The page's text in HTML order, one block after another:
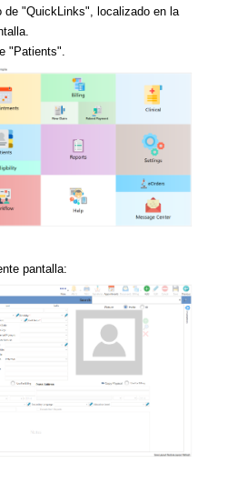
de "QuickLinks", localizado en la
"Patients".
pantalla: